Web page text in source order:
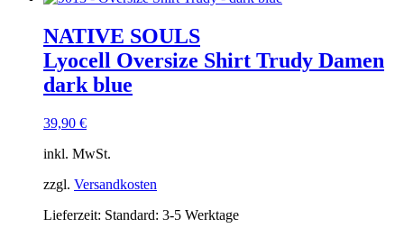
NATIVE SOULS
Lyocell Oversize Shirt Trudy Damen
dark blue
39,90 €
inkl. MwSt.
zzgl. Versandkosten
Lieferzeit: Standard: 3-5 Werktage